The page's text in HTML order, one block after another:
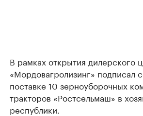
В рамках открытия дилерского
«Мордовагролизинг» подписал
поставке 10 зерноуборочных
тракторов «Ростсельмаш» в
республики.